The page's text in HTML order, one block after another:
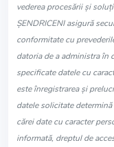
vederea procesării și
ŞENDRICENI asigură
conformitate cu
datoria de a administra în
specificate datele cu
este înregistrarea și
datele solicitate
cărei date cu caracter
informată, dreptul de